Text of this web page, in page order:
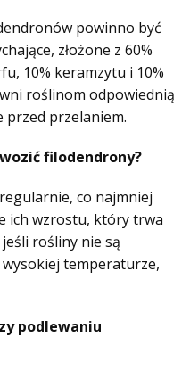
powinno być
złożone z 60%
10% keramzytu i 10%
roślinom odpowiednią
przelaniem.
filodendrony?
co najmniej
ich wzrostu, który trwa
rośliny nie są
temperaturze,
podlewaniu